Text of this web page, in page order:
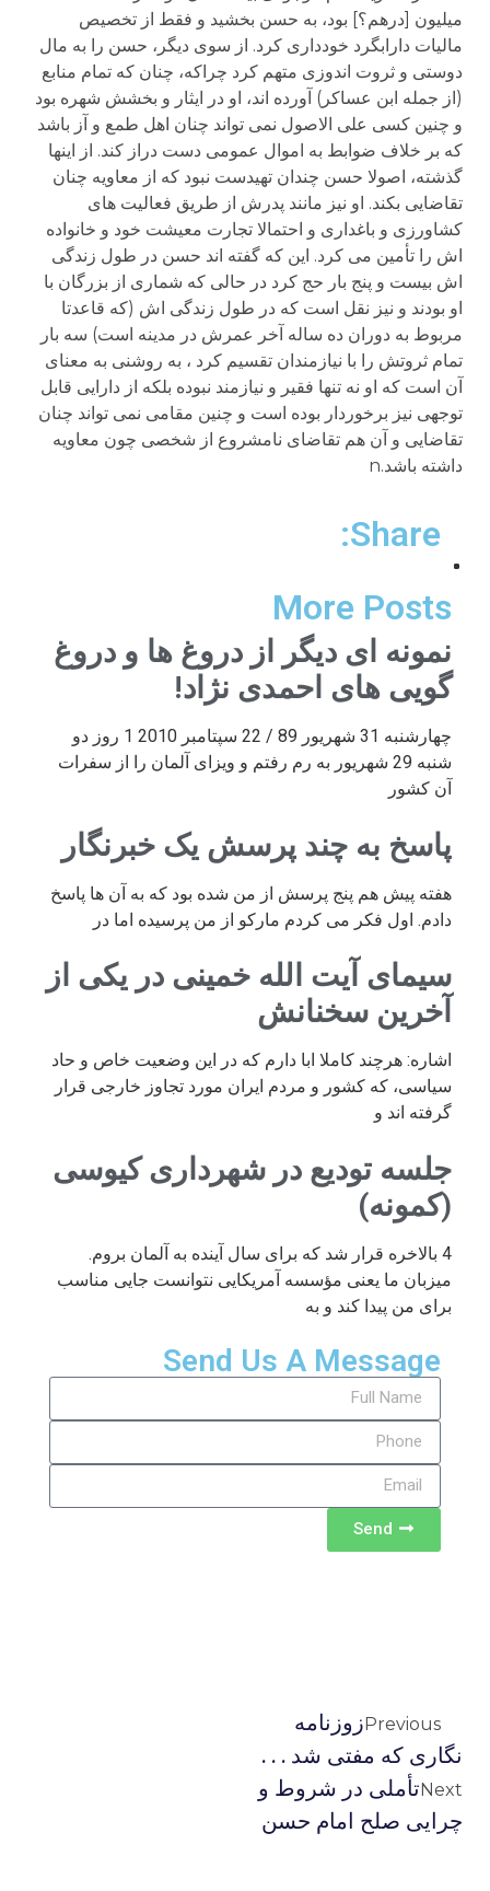
Share:
More Posts
نمونه ای دیگر از دروغ ها و دروغ
گویی های احمدی نژاد!
چهارشنبه 31 شهریور 89 / 22 سپتامبر 2010 1 روز دو
شنبه 29 شهریور به رم رفتم و ویزای آلمان را از سفرات
آن کشور
پاسخ به چند پرسش یک خبرنگار
هفته پیش هم پنج پرسش از من شده بود که به آن ها پاسخ
دادم. اول فکر می کردم مارکو از من پرسیده اما در
سیمای آیت الله خمینی در یکی از
آخرین سخنانش
اشاره: هرچند کاملا ابا دارم که در این وضعیت خاص و حاد
سیاسی، که کشور و مردم ایران مورد تجاوز خارجی قرار
گرفته اند و
جلسه تودیع در شهرداری کیوسی
(کمونه)
4 بالاخره قرار شد که برای سال آینده به آلمان بروم.
میزبان ما یعنی مؤسسه آمریکایی نتوانست جایی مناسب
برای من پیدا کند و به
Send Us A Message
Send
Previousزوزنامه
نگاری که مفتی شد . . .
Nextتأملی در شروط و
چرایی صلح امام حسن